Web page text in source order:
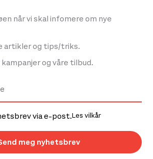
når vi skal infomere om nye
artikler og tips/triks.
og våre tilbud.
via e-post.Les vilkår